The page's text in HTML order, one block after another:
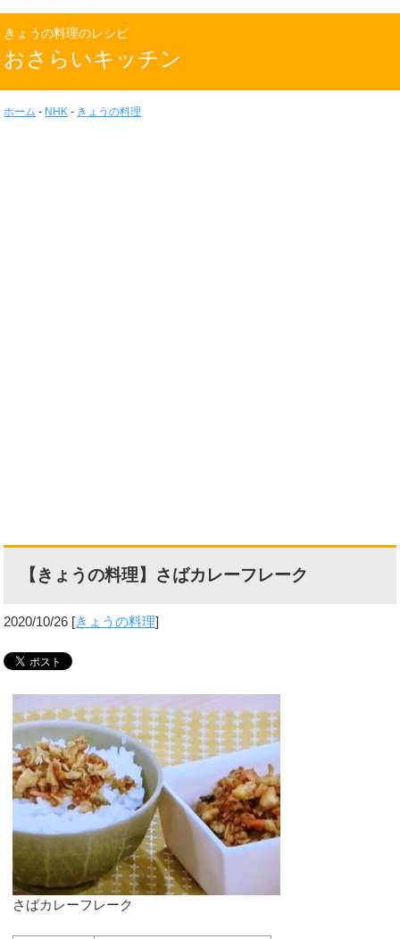
きょうの料理のレシピ
おさらいキッチン
ホーム - NHK - きょうの料理
【きょうの料理】さばカレーフレーク
2020/10/26 [きょうの料理]
さばカレーフレーク